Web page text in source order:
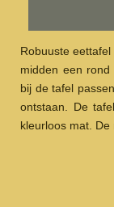
Robuuste
midden een
bij de tafel
ontstaan. De
kleurloos mat. De